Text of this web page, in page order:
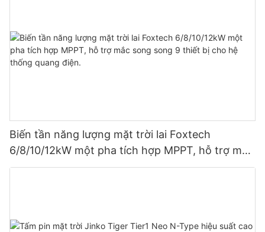
Biến tần năng lượng mặt trời lai Foxtech
6/8/10/12kW một pha tích hợp MPPT, hỗ trợ mắc
song song 9 thiết bị cho hệ thống quang điện.